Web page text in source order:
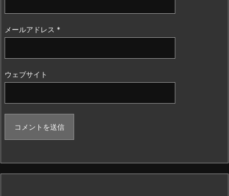
メールアドレス *
ウェブサイト